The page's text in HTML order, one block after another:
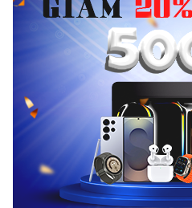
iPhone 8 cũ, iPhone 8 Plus cũ
Với iPhone 8 likenew 99%
đưa dòng
smartphone iPhone
Hệ điều hành đã được thay đổi